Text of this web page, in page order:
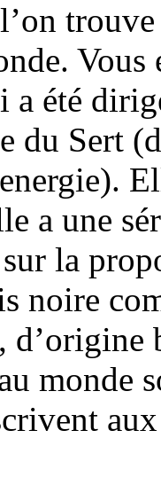
trouve
été
du Sert
a une
sur la
noire
monde